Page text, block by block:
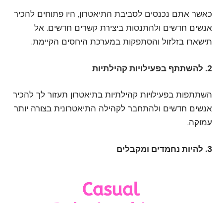
כאשר אתם נכנסים לסביבת התיאטרון, היו פתוחים להכיר
אנשים חדשים ולהתנסות ביצירת קשרים חדשים. אל
תישארו בזלזול והסתפקות במערכת היחסים הקיימת.
2. להשתתף בפעילויות קהילתיות
השתתפות בפעילויות קהילתיות בתיאטרון תעזור לך להכיר
אנשים חדשים ולהתחבר לקהילה התיאטרונית בצורה יותר
עמוקה.
3. להיות נחמדים ומקבלים